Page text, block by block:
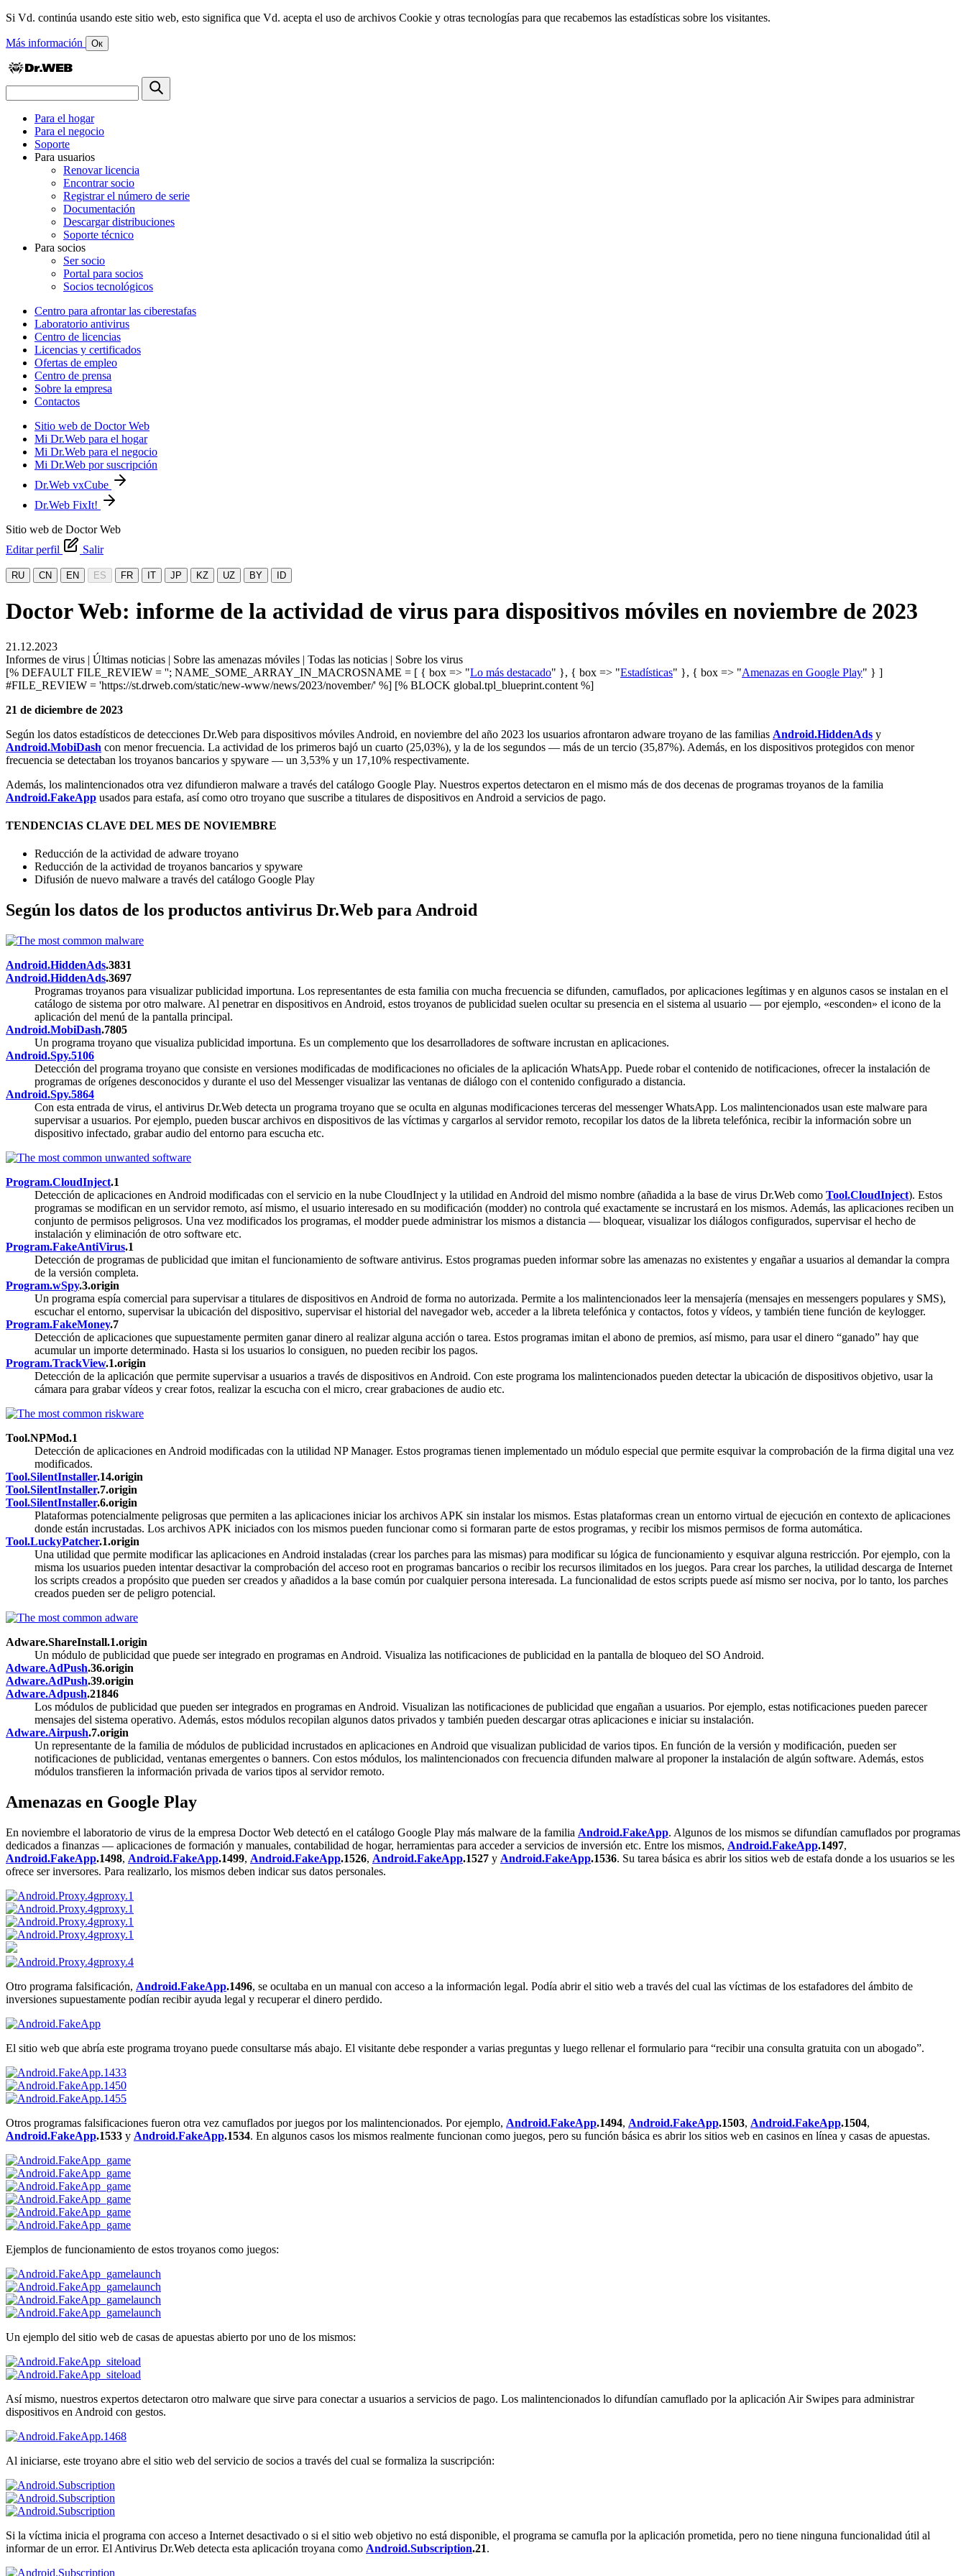
Si Vd. continúa usando este sitio web, esto significa que Vd. acepta el uso de archivos Cookie y otras tecnologías para que recabemos las estadísticas sobre los visitantes.
Más información Ок
Para el hogar
Para el negocio
Soporte
Para usuarios
Renovar licencia
Encontrar socio
Registrar el número de serie
Documentación
Descargar distribuciones
Soporte técnico
Para socios
Ser socio
Portal para socios
Socios tecnológicos
Centro para afrontar las ciberestafas
Laboratorio antivirus
Centro de licencias
Licencias y certificados
Ofertas de empleo
Centro de prensa
Sobre la empresa
Contactos
Sitio web de Doctor Web
Mi Dr.Web para el hogar
Mi Dr.Web para el negocio
Mi Dr.Web por suscripción
Dr.Web vxCube
Dr.Web FixIt!
Sitio web de Doctor Web
Editar perfil
Salir
RU CN EN ES FR IT JP KZ UZ BY ID
Doctor Web: informe de la actividad de virus para dispositivos móviles en noviembre de 2023
21.12.2023
Informes de virus | Últimas noticias | Sobre las amenazas móviles | Todas las noticias | Sobre los virus
[% DEFAULT FILE_REVIEW = ''; NAME_SOME_ARRAY_IN_MACROSNAME = [ { box => "Lo más destacado" }, { box => "Estadísticas" }, { box => "Amenazas en Google Play" } ]
#FILE_REVIEW = 'https://st.drweb.com/static/new-www/news/2023/november/' %] [% BLOCK global.tpl_blueprint.content %]
21 de diciembre de 2023
Según los datos estadísticos de detecciones Dr.Web para dispositivos móviles Android, en noviembre del año 2023 los usuarios afrontaron adware troyano de las familias Android.HiddenAds y
Android.MobiDash con menor frecuencia. La actividad de los primeros bajó un cuarto (25,03%), y la de los segundos — más de un tercio (35,87%). Además, en los dispositivos protegidos con menor
frecuencia se detectaban los troyanos bancarios y spyware — un 3,53% y un 17,10% respectivamente.
Además, los malintencionados otra vez difundieron malware a través del catálogo Google Play. Nuestros expertos detectaron en el mismo más de dos decenas de programas troyanos de la familia
Android.FakeApp usados para estafa, así como otro troyano que suscribe a titulares de dispositivos en Android a servicios de pago.
TENDENCIAS CLAVE DEL MES DE NOVIEMBRE
Reducción de la actividad de adware troyano
Reducción de la actividad de troyanos bancarios y spyware
Difusión de nuevo malware a través del catálogo Google Play
Según los datos de los productos antivirus Dr.Web para Android
Android.HiddenAds.3831
Android.HiddenAds.3697
Programas troyanos para visualizar publicidad importuna. Los representantes de esta familia con mucha frecuencia se difunden, camuflados, por aplicaciones legítimas y en algunos casos se instalan en el
catálogo de sistema por otro malware. Al penetrar en dispositivos en Android, estos troyanos de publicidad suelen ocultar su presencia en el sistema al usuario — por ejemplo, «esconden» el icono de la
aplicación del menú de la pantalla principal.
Android.MobiDash.7805
Un programa troyano que visualiza publicidad importuna. Es un complemento que los desarrolladores de software incrustan en aplicaciones.
Android.Spy.5106
Detección del programa troyano que consiste en versiones modificadas de modificaciones no oficiales de la aplicación WhatsApp. Puede robar el contenido de notificaciones, ofrecer la instalación de
programas de orígenes desconocidos y durante el uso del Messenger visualizar las ventanas de diálogo con el contenido configurado a distancia.
Android.Spy.5864
Con esta entrada de virus, el antivirus Dr.Web detecta un programa troyano que se oculta en algunas modificaciones terceras del messenger WhatsApp. Los malintencionados usan este malware para
supervisar a usuarios. Por ejemplo, pueden buscar archivos en dispositivos de las víctimas y cargarlos al servidor remoto, recopilar los datos de la libreta telefónica, recibir la información sobre un
dispositivo infectado, grabar audio del entorno para escucha etc.
Program.CloudInject.1
Detección de aplicaciones en Android modificadas con el servicio en la nube CloudInject y la utilidad en Android del mismo nombre (añadida a la base de virus Dr.Web como Tool.CloudInject). Estos
programas se modifican en un servidor remoto, así mismo, el usuario interesado en su modificación (modder) no controla qué exactamente se incrustará en los mismos. Además, las aplicaciones reciben un
conjunto de permisos peligrosos. Una vez modificados los programas, el modder puede administrar los mismos a distancia — bloquear, visualizar los diálogos configurados, supervisar el hecho de
instalación y eliminación de otro software etc.
Program.FakeAntiVirus.1
Detección de programas de publicidad que imitan el funcionamiento de software antivirus. Estos programas pueden informar sobre las amenazas no existentes y engañar a usuarios al demandar la compra
de la versión completa.
Program.wSpy.3.origin
Un programa espía comercial para supervisar a titulares de dispositivos en Android de forma no autorizada. Permite a los malintencionados leer la mensajería (mensajes en messengers populares y SMS),
escuchar el entorno, supervisar la ubicación del dispositivo, supervisar el historial del navegador web, acceder a la libreta telefónica y contactos, fotos y vídeos, y también tiene función de keylogger.
Program.FakeMoney.7
Detección de aplicaciones que supuestamente permiten ganar dinero al realizar alguna acción o tarea. Estos programas imitan el abono de premios, así mismo, para usar el dinero “ganado” hay que
acumular un importe determinado. Hasta si los usuarios lo consiguen, no pueden recibir los pagos.
Program.TrackView.1.origin
Detección de la aplicación que permite supervisar a usuarios a través de dispositivos en Android. Con este programa los malintencionados pueden detectar la ubicación de dispositivos objetivo, usar la
cámara para grabar vídeos y crear fotos, realizar la escucha con el micro, crear grabaciones de audio etc.
Tool.NPMod.1
Detección de aplicaciones en Android modificadas con la utilidad NP Manager. Estos programas tienen implementado un módulo especial que permite esquivar la comprobación de la firma digital una vez
modificados.
Tool.SilentInstaller.14.origin
Tool.SilentInstaller.7.origin
Tool.SilentInstaller.6.origin
Plataformas potencialmente peligrosas que permiten a las aplicaciones iniciar los archivos APK sin instalar los mismos. Estas plataformas crean un entorno virtual de ejecución en contexto de aplicaciones
donde están incrustadas. Los archivos APK iniciados con los mismos pueden funcionar como si formaran parte de estos programas, y recibir los mismos permisos de forma automática.
Tool.LuckyPatcher.1.origin
Una utilidad que permite modificar las aplicaciones en Android instaladas (crear los parches para las mismas) para modificar su lógica de funcionamiento y esquivar alguna restricción. Por ejemplo, con la
misma los usuarios pueden intentar desactivar la comprobación del acceso root en programas bancarios o recibir los recursos ilimitados en los juegos. Para crear los parches, la utilidad descarga de Internet
los scripts creados a propósito que pueden ser creados y añadidos a la base común por cualquier persona interesada. La funcionalidad de estos scripts puede así mismo ser nociva, por lo tanto, los parches
creados pueden ser de peligro potencial.
Adware.ShareInstall.1.origin
Un módulo de publicidad que puede ser integrado en programas en Android. Visualiza las notificaciones de publicidad en la pantalla de bloqueo del SO Android.
Adware.AdPush.36.origin
Adware.AdPush.39.origin
Adware.Adpush.21846
Los módulos de publicidad que pueden ser integrados en programas en Android. Visualizan las notificaciones de publicidad que engañan a usuarios. Por ejemplo, estas notificaciones pueden parecer
mensajes del sistema operativo. Además, estos módulos recopilan algunos datos privados y también pueden descargar otras aplicaciones e iniciar su instalación.
Adware.Airpush.7.origin
Un representante de la familia de módulos de publicidad incrustados en aplicaciones en Android que visualizan publicidad de varios tipos. En función de la versión y modificación, pueden ser
notificaciones de publicidad, ventanas emergentes o banners. Con estos módulos, los malintencionados con frecuencia difunden malware al proponer la instalación de algún software. Además, estos
módulos transfieren la información privada de varios tipos al servidor remoto.
Amenazas en Google Play
En noviembre el laboratorio de virus de la empresa Doctor Web detectó en el catálogo Google Play más malware de la familia Android.FakeApp. Algunos de los mismos se difundían camuflados por programas
dedicados a finanzas — aplicaciones de formación y manuales, contabilidad de hogar, herramientas para acceder a servicios de inversión etc. Entre los mismos, Android.FakeApp.1497,
Android.FakeApp.1498, Android.FakeApp.1499, Android.FakeApp.1526, Android.FakeApp.1527 y Android.FakeApp.1536. Su tarea básica es abrir los sitios web de estafa donde a los usuarios se les
ofrece ser inversores. Para realizarlo, los mismos deben indicar sus datos personales.
Otro programa falsificación, Android.FakeApp.1496, se ocultaba en un manual con acceso a la información legal. Podía abrir el sitio web a través del cual las víctimas de los estafadores del ámbito de
inversiones supuestamente podían recibir ayuda legal y recuperar el dinero perdido.
El sitio web que abría este programa troyano puede consultarse más abajo. El visitante debe responder a varias preguntas y luego rellenar el formulario para “recibir una consulta gratuita con un abogado”.
Otros programas falsificaciones fueron otra vez camuflados por juegos por los malintencionados. Por ejemplo, Android.FakeApp.1494, Android.FakeApp.1503, Android.FakeApp.1504,
Android.FakeApp.1533 y Android.FakeApp.1534. En algunos casos los mismos realmente funcionan como juegos, pero su función básica es abrir los sitios web en casinos en línea y casas de apuestas.
Ejemplos de funcionamiento de estos troyanos como juegos:
Un ejemplo del sitio web de casas de apuestas abierto por uno de los mismos:
Así mismo, nuestros expertos detectaron otro malware que sirve para conectar a usuarios a servicios de pago. Los malintencionados lo difundían camuflado por la aplicación Air Swipes para administrar
dispositivos en Android con gestos.
Al iniciarse, este troyano abre el sitio web del servicio de socios a través del cual se formaliza la suscripción:
Si la víctima inicia el programa con acceso a Internet desactivado o si el sitio web objetivo no está disponible, el programa se camufla por la aplicación prometida, pero no tiene ninguna funcionalidad útil al
informar de un error. El Antivirus Dr.Web detecta esta aplicación troyana como Android.Subscription.21.